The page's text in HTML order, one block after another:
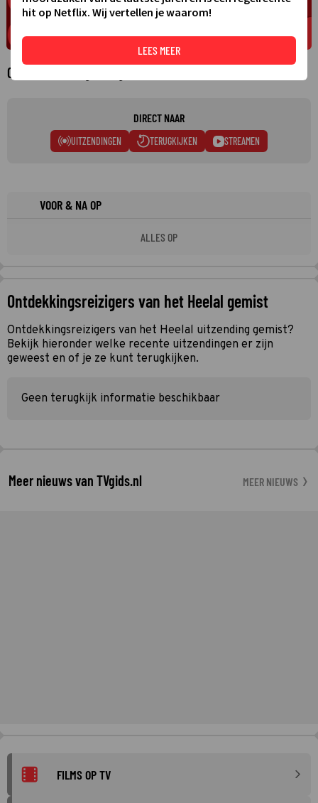
Over Ontdekkingsreizigers van het Heelal
DIRECT NAAR
UITZENDINGEN TERUGKIJKEN STREAMEN
VOOR & NA OP
ALLES OP
Ontdekkingsreizigers van het Heelal gemist
Ontdekkingsreizigers van het Heelal uitzending gemist?
Bekijk hieronder welke recente uitzendingen er zijn
geweest en of je ze kunt terugkijken.
Geen terugkijk informatie beschikbaar
Meer nieuws van TVgids.nl MEER NIEUWS
FILMS OP TV
hit op Netflix. Wij vertellen je waarom!
LEES MEER